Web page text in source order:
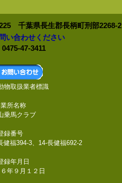
千葉県長生郡長柄町刑部2268-2
い合わせください
47-3411
物取扱業者標識
所名称
乗馬クラブ
録番号
健福394-3、14-長健福692-2
録年月日
年９月１２日